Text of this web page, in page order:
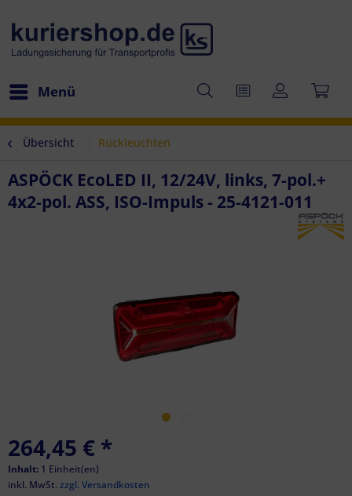
Menü
Übersicht Rückleuchten
ASPÖCK EcoLED II, 12/24V, links, 7-pol.+
4x2-pol. ASS, ISO-Impuls - 25-4121-011
264,45 € *
Inhalt: 1 Einheit(en)
inkl. MwSt. zzgl. Versandkosten